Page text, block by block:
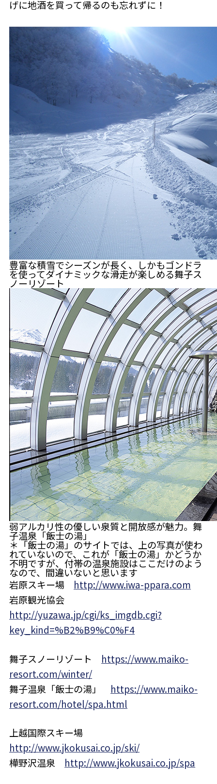
げに地酒を買って帰るのも忘れずに！
豊富な積雪でシーズンが長く、しかもゴンドラ
を使ってダイナミックな滑走が楽しめる舞子ス
ノーリゾート
弱アルカリ性の優しい泉質と開放感が魅力。舞
子温泉「飯士の湯」
＊「飯士の湯」のサイトでは、上の写真が使わ
れていないので、これが「飯士の湯」かどうか
不明ですが、付帯の温泉施設はここだけのよう
なので、間違いないと思います
岩原スキー場 http://www.iwa-ppara.com
岩原観光協会
http://yuzawa.jp/cgi/ks_imgdb.cgi?
key_kind=%B2%B9%C0%F4
舞子スノーリゾート https://www.maiko-
resort.com/winter/
舞子温泉「飯士の湯」 https://www.maiko-
resort.com/hotel/spa.html
上越国際スキー場
http://www.jkokusai.co.jp/ski/
樺野沢温泉 http://www.jkokusai.co.jp/spa